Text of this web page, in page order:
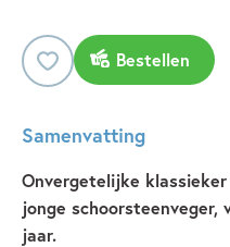
Bestellen
Samenvatting
Onvergetelijke
jonge schoorsteenveger,
jaar.